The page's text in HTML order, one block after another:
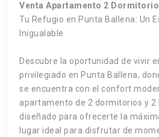
Venta Apartamento 2
Tu Refugio en Punta Ballena: Un
Inigualable
Descubre la oportunidad de vivir
privilegiado en Punta Ballena,
se encuentra con el confort
apartamento de 2 dormitorios y 2
diseñado para ofrecerte la
lugar ideal para disfrutar de